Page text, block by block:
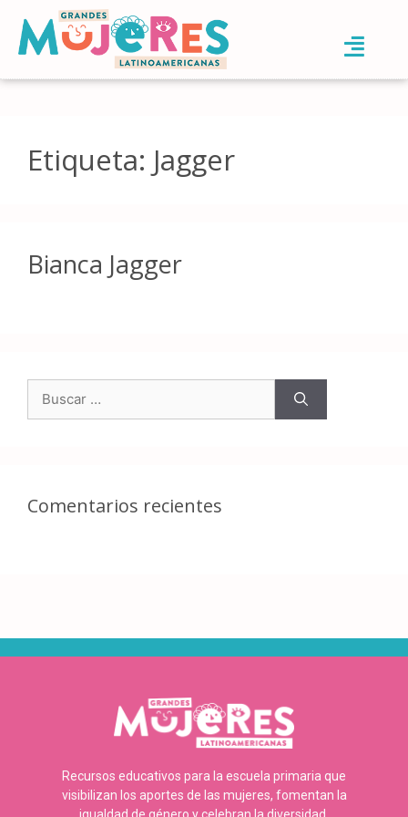
Etiqueta: Jagger
Bianca Jagger
Comentarios recientes
Recursos educativos para la escuela primaria que
visibilizan los aportes de las mujeres, fomentan la
igualdad de género y celebran la diversidad.